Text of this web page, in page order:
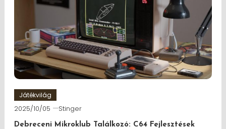
Játékvilág
2025/10/05 Stinger
Debreceni Mikroklub Találkozó: C64 Fejlesztések